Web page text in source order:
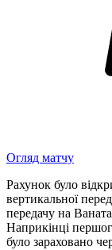
Огляд матчу
Рахунок було
вертикальної
передачу на
Наприкінці
було зараховано